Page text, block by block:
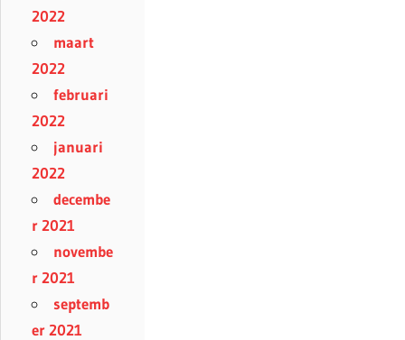
2022
maart
2022
februari
2022
januari
2022
decembe
r 2021
novembe
r 2021
septemb
er 2021